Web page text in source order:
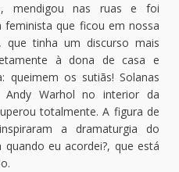
mendigou nas ruas e foi
feminista que ficou em nossa
que tinha um discurso mais
à dona de casa e
queimem os sutiãs! Solanas
Warhol no interior da
totalmente. A figura de
a dramaturgia do
eu acordei?, que está